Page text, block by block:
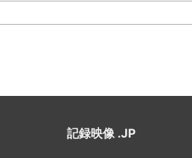
記録映像 .JP